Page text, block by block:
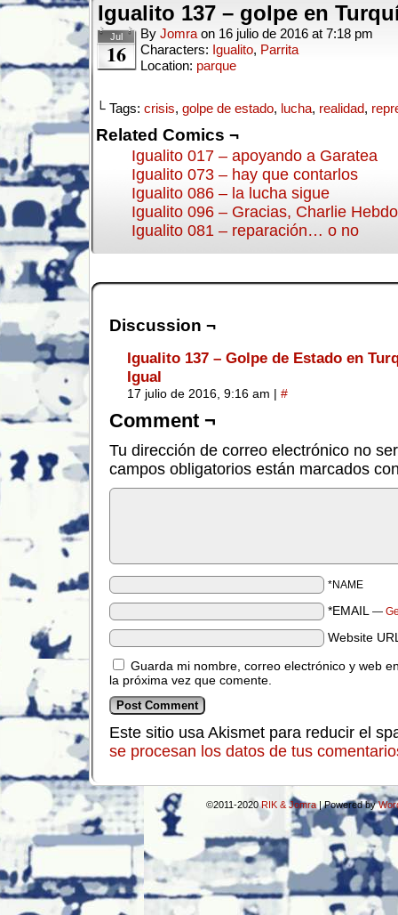
Igualito 137 – golpe en
Jul
16
By Jomra on 16 julio de 2016 at 7:18 pm
Characters: Igualito, Parrita
Location: parque
└ Tags: crisis, golpe de estado, lucha, realidad,
Related Comics ¬
Igualito 017 – apoyando a Garatea
Igualito 073 – hay que contarlos
Igualito 086 – la lucha sigue
Igualito 096 – Gracias, Charlie Hebdo
Igualito 081 – reparación… o no
Discussion ¬
Igualito 137 – Golpe de Estado en
Igual
17 julio de 2016, 9:16 am | #
Comment ¬
Tu dirección de correo electrónico no
campos obligatorios están marcados
*NAME
*EMAIL —
Website
Guarda mi nombre, correo electrónico y web
la próxima vez que comente.
Este sitio usa Akismet para reducir el
se procesan los datos de tus
©2011-2020RIK & Jomra |Powered by